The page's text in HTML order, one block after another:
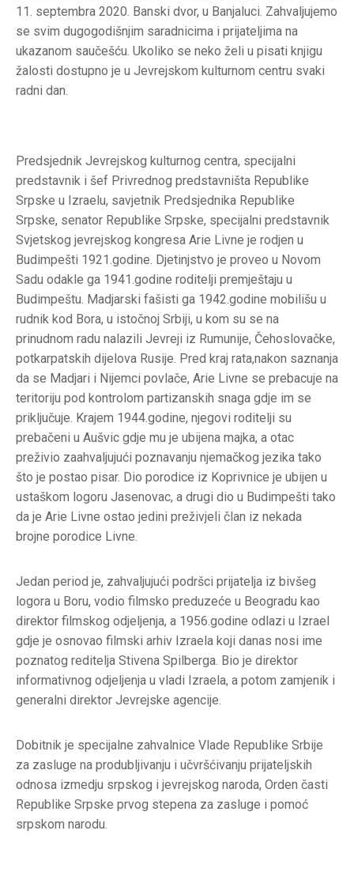
11. septembra 2020. Banski dvor, u Banjaluci. Zahvaljujemo
se svim dugogodišnjim saradnicima i prijateljima na
ukazanom saučešću. Ukoliko se neko želi u pisati knjigu
žalosti dostupno je u Jevrejskom kulturnom centru svaki
radni dan.
Predsjednik Jevrejskog kulturnog centra, specijalni
predstavnik i šef Privrednog predstavništa Republike
Srpske u Izraelu, savjetnik Predsjednika Republike
Srpske, senator Republike Srpske, specijalni predstavnik
Svjetskog jevrejskog kongresa Arie Livne je rodjen u
Budimpešti 1921.godine. Djetinjstvo je proveo u Novom
Sadu odakle ga 1941.godine roditelji premještaju u
Budimpeštu. Madjarski fašisti ga 1942.godine mobilišu u
rudnik kod Bora, u istočnoj Srbiji, u kom su se na
prinudnom radu nalazili Jevreji iz Rumunije, Čehoslovačke,
potkarpatskih dijelova Rusije. Pred kraj rata,nakon saznanja
da se Madjari i Nijemci povlače, Arie Livne se prebacuje na
teritoriju pod kontrolom partizanskih snaga gdje im se
priključuje. Krajem 1944.godine, njegovi roditelji su
prebačeni u Aušvic gdje mu je ubijena majka, a otac
preživio zaahvaljujući poznavanju njemačkog jezika tako
što je postao pisar. Dio porodice iz Koprivnice je ubijen u
ustaškom logoru Jasenovac, a drugi dio u Budimpešti tako
da je Arie Livne ostao jedini preživjeli član iz nekada
brojne porodice Livne.
Jedan period je, zahvaljujući podršci prijatelja iz bivšeg
logora u Boru, vodio filmsko preduzeće u Beogradu kao
direktor filmskog odjeljenja, a 1956.godine odlazi u Izrael
gdje je osnovao filmski arhiv Izraela koji danas nosi ime
poznatog reditelja Stivena Spilberga. Bio je direktor
informativnog odjeljenja u vladi Izraela, a potom zamjenik i
generalni direktor Jevrejske agencije.
Dobitnik je specijalne zahvalnice Vlade Republike Srbije
za zasluge na produbljivanju i učvršćivanju prijateljskih
odnosa izmedju srpskog i jevrejskog naroda, Orden časti
Republike Srpske prvog stepena za zasluge i pomoć
srpskom narodu.